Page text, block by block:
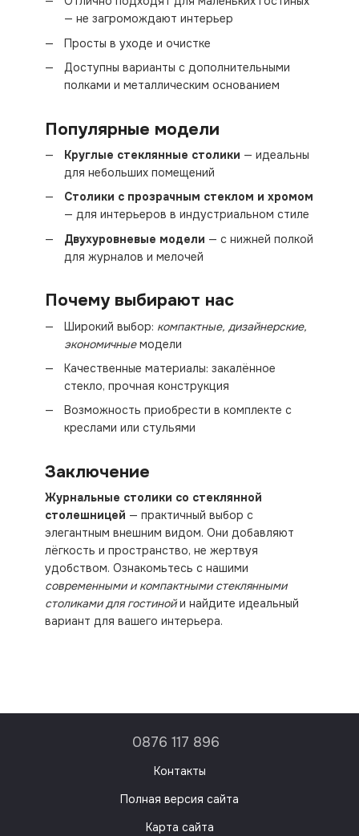
— не загромождают интерьер
Просты в уходе и очистке
Доступны варианты с дополнительными
полками и металлическим основанием
Популярные модели
Круглые стеклянные столики — идеальны
для небольших помещений
Столики с прозрачным стеклом и хромом
— для интерьеров в индустриальном стиле
Двухуровневые модели — с нижней полкой
для журналов и мелочей
Почему выбирают нас
Широкий выбор: компактные, дизайнерские,
экономичныемодели
Качественные материалы: закалённое
стекло, прочная конструкция
Возможность приобрести в комплекте с
креслами или стульями
Заключение
Журнальные столики со стеклянной
столешницей — практичный выбор с
элегантным внешним видом. Они добавляют
лёгкость и пространство, не жертвуя
удобством. Ознакомьтесь с нашими
современными и компактными стеклянными
столиками для гостинойи найдите идеальный
вариант для вашего интерьера.
0876 117 896
Контакты
Полная версия сайта
Карта сайта